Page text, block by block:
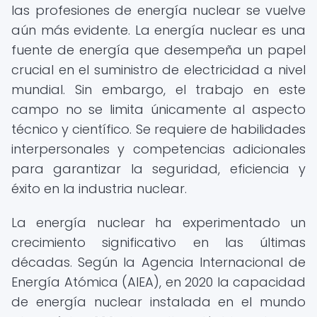
las profesiones de energía nuclear se vuelve
aún más evidente. La energía nuclear es una
fuente de energía que desempeña un papel
crucial en el suministro de electricidad a nivel
mundial. Sin embargo, el trabajo en este
campo no se limita únicamente al aspecto
técnico y científico. Se requiere de habilidades
interpersonales y competencias adicionales
para garantizar la seguridad, eficiencia y
éxito en la industria nuclear.
La energía nuclear ha experimentado un
crecimiento significativo en las últimas
décadas. Según la Agencia Internacional de
Energía Atómica (AIEA), en 2020 la capacidad
de energía nuclear instalada en el mundo